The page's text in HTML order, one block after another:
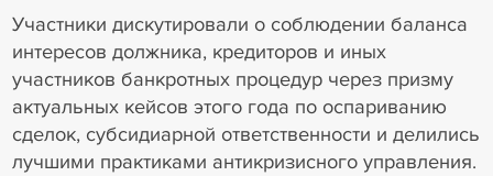
Участники дискутировали о соблюдении баланса
интересов должника, кредиторов и иных
участников банкротных процедур через призму
актуальных кейсов этого года по оспариванию
сделок, субсидиарной ответственности и делились
лучшими практиками антикризисного управления.